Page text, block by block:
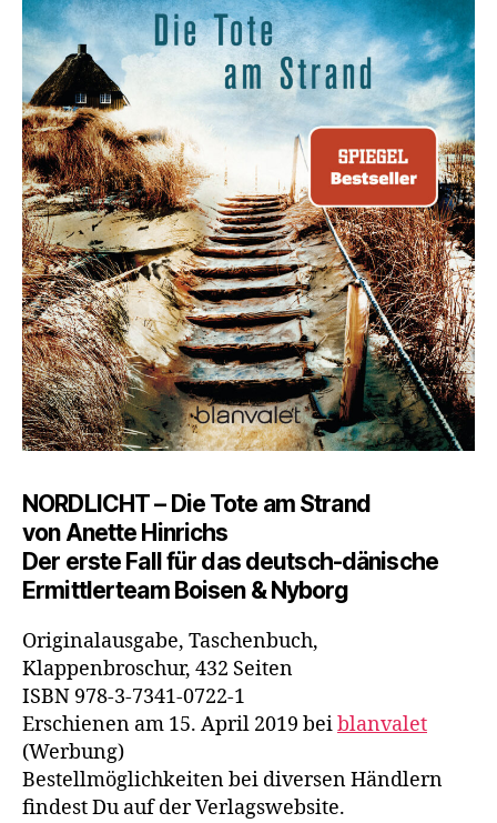
NORDLICHT – Die Tote am Strand
von Anette Hinrichs
Der erste Fall für das deutsch-dänische
Ermittlerteam Boisen & Nyborg
Originalausgabe, Taschenbuch,
Klappenbroschur, 432 Seiten
ISBN 978-3-7341-0722-1
Erschienen am 15. April 2019 beiblanvalet
(Werbung)
Bestellmöglichkeiten bei diversen Händlern
findest Du auf der Verlagswebsite.